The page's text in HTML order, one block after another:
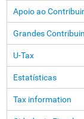
Apoio ao
Grandes
U-Tax
Estatísticas
Tax information